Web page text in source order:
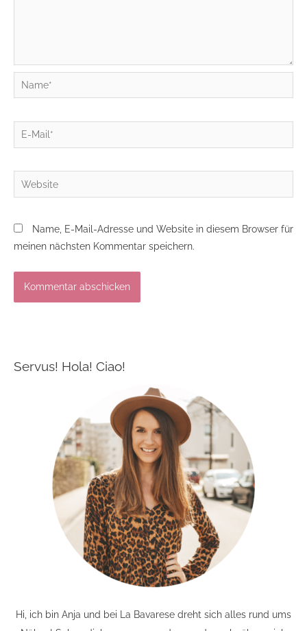
Name*
E-
Mail*
Website
Name, E-Mail-Adresse und Website in diesem Browser für
meinen nächsten Kommentar speichern.
Servus! Hola! Ciao!
Hi, ich bin Anja und bei La Bavarese dreht sich alles rund ums